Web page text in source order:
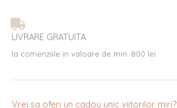
LIVRARE GRATUITA
la comenziile in valoare de min. 800 lei
Vrei sa oferi un cadou unic viitorilor miri?